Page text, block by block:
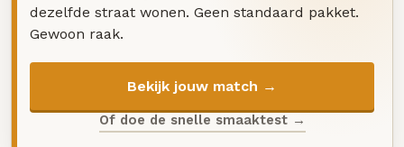
dezelfde straat wonen. Geen standaard pakket.
Gewoon raak.
Bekijk jouw match →
Of doe de snelle smaaktest →